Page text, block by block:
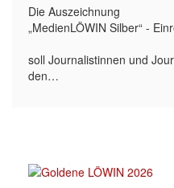
Die Auszeichnung
„MedienLÖWIN Silber“ -
soll Journalistinnen und
den…